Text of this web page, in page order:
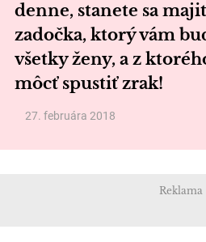
denne, stanete sa
zadočka, ktorý vám
všetky ženy, a z
môcť spustiť zrak!
27. februára 2018
Reklama